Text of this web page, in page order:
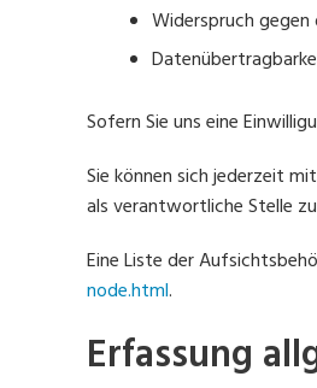
Widerspruch gegen
Sofern Sie uns eine
Sie können sich jederzeit
als verantwortliche Stelle
Eine Liste der
node.html.
Erfassung